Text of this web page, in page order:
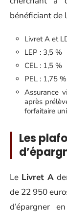
bénéficiant de
Livret A et
LEP : 3,5 %
CEL : 1,5 %
PEL : 1,75 %
Assurance
après
forfaitaire
Les
Le Livret A
de 22 950
d’épargner